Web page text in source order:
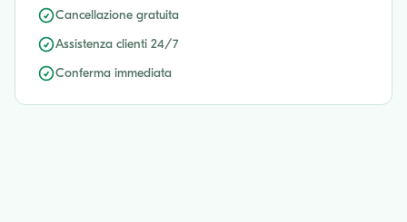
Cancellazione gratuita
Assistenza clienti 24/7
Conferma immediata